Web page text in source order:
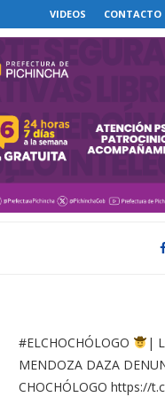
VIDEOS CONTACTO
#ELCHOCHÓLOGO
|
MENDOZA DAZA
CHOCHÓLOGO https://